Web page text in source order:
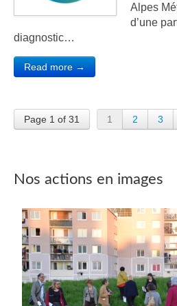
Alpes
d’une
diagnostic…
Read more →
Page 1 of 31 1 2 3
Nos actions en images